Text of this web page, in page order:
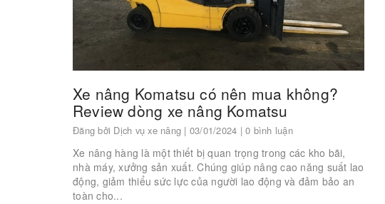
Xe nâng Komatsu có nên mua không?
Review dòng xe nâng Komatsu
Đăng bởi Dịch vụ xe nâng | 03/01/2024 | 0 bình luận
Xe nâng hàng là một thiết bị quan trọng trong các kho bãi,
nhà máy, xưởng sản xuất. Chúng giúp nâng cao năng suất lao
động, giảm thiểu sức lực của người lao động và đảm bảo an
toàn cho...